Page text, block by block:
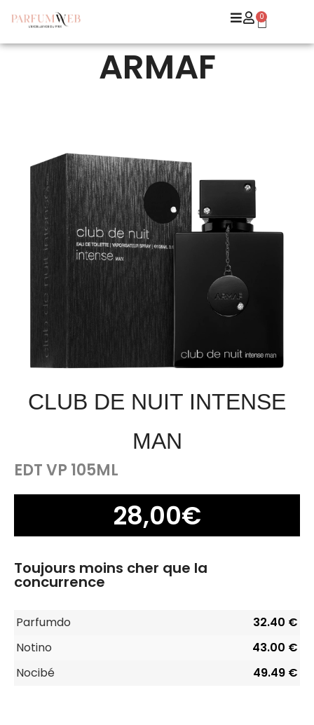
0
ARMAF
CLUB DE NUIT INTENSE
MAN
EDT VP 105ML
28,00€
Toujours moins cher que la
concurrence
Parfumdo
32.40 €
Notino
43.00 €
Nocibé
49.49 €